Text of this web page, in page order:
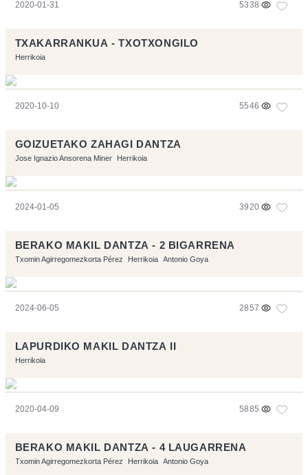
2020-01-31 5338
TXAKARRANKUA - TXOTXONGILO
Herrikoia
2020-10-10 5546
GOIZUETAKO ZAHAGI DANTZA
Jose Ignazio Ansorena Miner Herrikoia
2024-01-05 3920
BERAKO MAKIL DANTZA - 2 BIGARRENA
Txomin Agirregomezkorta Pérez Herrikoia Antonio Goya
2024-06-05 2857
LAPURDIKO MAKIL DANTZA II
Herrikoia
2020-04-09 5885
BERAKO MAKIL DANTZA - 4 LAUGARRENA
Txomin Agirregomezkorta Pérez Herrikoia Antonio Goya